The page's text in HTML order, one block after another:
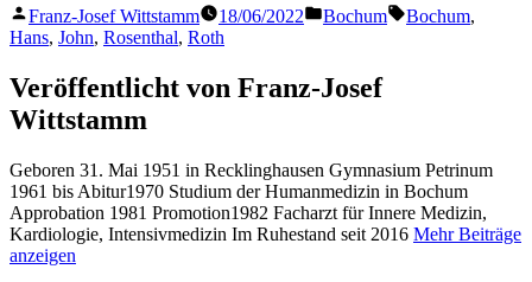
Veröffentlicht
von
Franz-Josef Wittstamm 18/06/2022
Veröffentlicht
Bochum Schlagwörter:
Bochum,
Hans, John, Rosenthal, Roth
Veröffentlicht von Franz-Josef
Wittstamm
Geboren 31. Mai 1951 in Recklinghausen Gymnasium Petrinum
1961 bis Abitur1970 Studium der Humanmedizin in Bochum
Approbation 1981 Promotion1982 Facharzt für Innere Medizin,
Kardiologie, Intensivmedizin Im Ruhestand seit 2016 Mehr Beiträge
anzeigen